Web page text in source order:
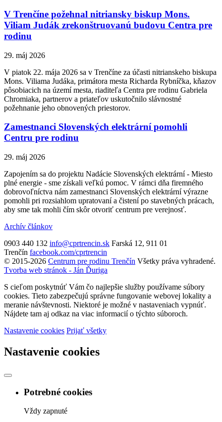
V Trenčíne požehnal nitriansky biskup Mons.
Viliam Judák zrekonštruovanú budovu Centra pre
rodinu
29. máj 2026
V piatok 22. mája 2026 sa v Trenčíne za účasti nitrianskeho biskupa
Mons. Viliama Judáka, primátora mesta Richarda Rybníčka, kňazov
pôsobiacich na území mesta, riaditeľa Centra pre rodinu Gabriela
Chromiaka, partnerov a priateľov uskutočnilo slávnostné
požehnanie jeho obnovených priestorov.
Zamestnanci Slovenských elektrární pomohli
Centru pre rodinu
29. máj 2026
Zapojením sa do projektu Nadácie Slovenských elektrární - Miesto
plné energie - sme získali veľkú pomoc. V rámci dňa firemného
dobrovoľníctva nám zamestnanci Slovenských elektrární výrazne
pomohli pri rozsiahlom upratovaní a čistení po stavebných prácach,
aby sme tak mohli čím skôr otvoriť centrum pre verejnosť.
Archív článkov
0903 440 132 info@cprtrencin.sk Farská 12, 911 01
Trenčín facebook.com/cprtrencin
© 2015-2026 Centrum pre rodinu Trenčín Všetky práva vyhradené.
Tvorba web stránok - Ján Ďuriga
S cieľom poskytnúť Vám čo najlepšie služby používame súbory
cookies. Tieto zabezpečujú správne fungovanie webovej lokality a
meranie návštevnosti. Niektoré je možné v nastaveniach vypnúť.
Nájdete tam aj odkaz na viac informacií o týchto súboroch.
Nastavenie cookies Prijať všetky
Nastavenie cookies
Potrebné cookies
Vždy zapnuté